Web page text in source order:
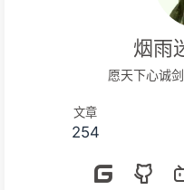
烟雨
愿天下心诚
文章
254